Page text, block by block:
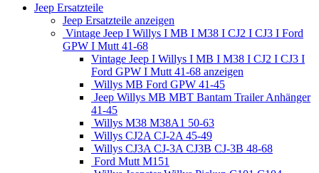
Jeep Ersatzteile
Jeep Ersatzteile anzeigen
Vintage Jeep I Willys I MB I M38 I CJ2 I CJ3 I Ford
GPW I Mutt 41-68
Vintage Jeep I Willys I MB I M38 I CJ2 I CJ3 I
Ford GPW I Mutt 41-68 anzeigen
Willys MB Ford GPW 41-45
Jeep Willys MB MBT Bantam Trailer Anhänger
41-45
Willys M38 M38A1 50-63
Willys CJ2A CJ-2A 45-49
Willys CJ3A CJ-3A CJ3B CJ-3B 48-68
Ford Mutt M151